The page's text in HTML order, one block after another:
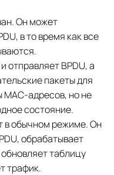
Он может
в то время как все
отправляет BPDU, а
пакеты для
адресов, но не
состояние.
в обычном режиме. Он
обрабатывает
таблицу
трафик.